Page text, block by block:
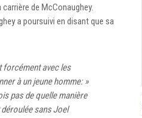
de McConaughey.
a poursuivi en disant que sa
forcément avec les
à un jeune homme: »
pas de quelle manière
sans Joel